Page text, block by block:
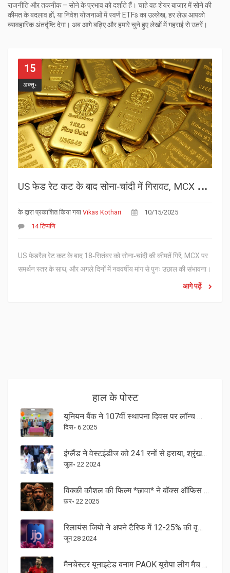
राजनीति और तकनीक – सोने के प्रभाव को दर्शाते हैं। चाहे वह शेयर बाजार में सोने की
कीमत के बदलाव हों, या निवेश योजनाओं में स्वर्ण ETFs का उल्लेख, हर लेख आपको
व्यावहारिक अंतर्दृष्टि देगा। अब आगे बढ़िए और हमारे चुने हुए लेखों में गहराई से उतरें।
15
अक्तू॰
U
S फेड रेट कट के बाद सोना‑चांदी में गिरावट, MCX पर कीमतें 18‑सितंबर को गिरें
के द्वारा प्रकाशित किया गया Vikas Kothari
10/15/2025
14 टिप्पणि
US फेडरैल रेट कट के बाद 18‑सितंबर को सोना‑चांदी की कीमतें गिरें, MCX पर
समर्थन स्तर के साथ, और अगले दिनों में नववर्षीय मांग से पुनः उछाल की संभावना।
आगे पढ़ें
हाल के पोस्ट
यूनियन बैंक ने 107वीं स्थापना दिवस पर लॉन्च किया यूनियन ईबिज़ ऐप और 51 नए शाखाएं
दिस॰ 6 2025
इंग्लैंड ने वेस्टइंडीज को 241 रनों से हराया, श्रृंखला में 2-0 की बढ़त
जुल॰ 22 2024
विक्की कौशल की फिल्म *छावा* ने बॉक्स ऑफिस पर दिखाया दम, पहले हफ्ते में ₹300 करोड़ का आंकड़ा पार
फ़र॰ 22 2025
रिलायंस जियो ने अपने टैरिफ में 12-25% की वृद्धि की, जानें नए प्रीपेड और पोस्टपेड प्लान्स
जून 28 2024
मैनचेस्टर यूनाइटेड बनाम PAOK यूरोपा लीग मैच लाइव स्ट्रीमिंग: जगह और समय की पूरी जानकारी